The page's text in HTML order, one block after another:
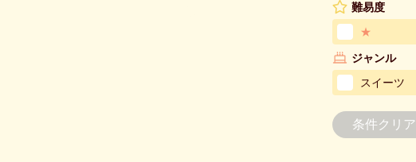
難易度
★
ジャンル
スイーツ
条件クリア